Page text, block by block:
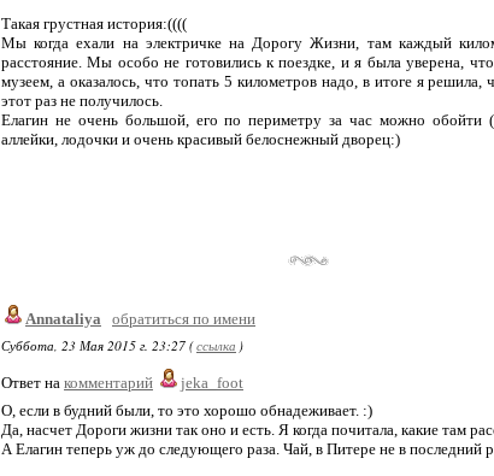
Такая грустная история:((((
Мы когда ехали на электричке на Дорогу Жизни, там каждый
расстояние. Мы особо не готовились к поездке, и я была уверена,
музеем, а оказалось, что топать 5 километров надо, в итоге я
этот раз не получилось.
Елагин не очень большой, его по периметру за час можно обойти
аллейки, лодочки и очень красивый белоснежный дворец:)
Annataliya
обратиться по имени
Суббота, 23 Мая 2015 г. 23:27 (ссылка )
Ответ на комментарий
jeka_foot
О, если в будний были, то это хорошо обнадеживает. :)
Да, насчет Дороги жизни так оно и есть. Я когда почитала, какие там
А Елагин теперь уж до следующего раза. Чай, в Питере не в последний